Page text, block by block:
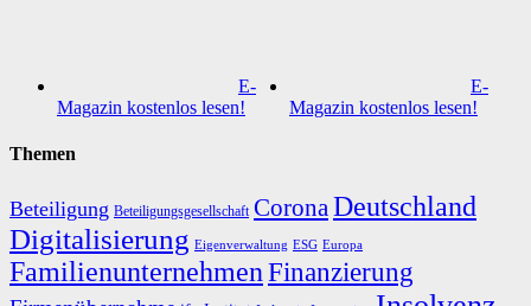
E-
Magazin kostenlos lesen!
E-
Magazin kostenlos lesen!
Themen
Beteiligung Beteiligungsgesellschaft Corona Deutschland
Digitalisierung Eigenverwaltung ESG Europa
Familienunternehmen Finanzierung